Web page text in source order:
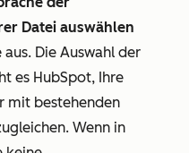
Datei auswählen
aus. Die Auswahl der
es HubSpot, Ihre
mit bestehenden
Wenn in